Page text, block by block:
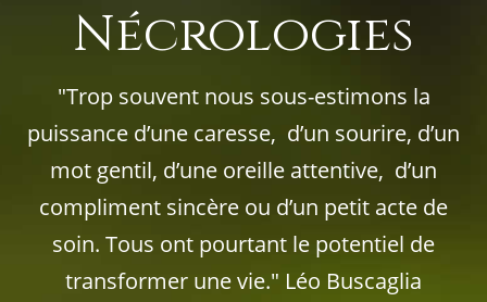
Nécrologies
"Trop souvent nous sous-estimons la
puissance d’une caresse, d’un sourire, d’un
mot gentil, d’une oreille attentive, d’un
compliment sincère ou d’un petit acte de
soin. Tous ont pourtant le potentiel de
transformer une vie." Léo Buscaglia